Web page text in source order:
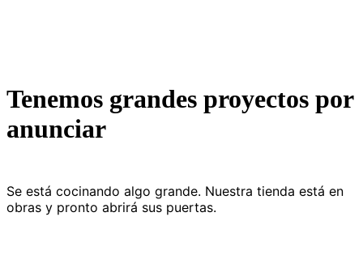
Tenemos grandes proyectos por
anunciar
Se está cocinando algo grande. Nuestra tienda está en
obras y pronto abrirá sus puertas.